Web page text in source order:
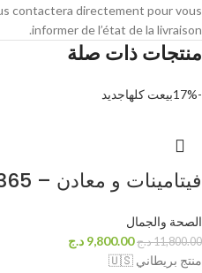
contactera directement pour vous
informer de l’état de la livraison.
منتجات ذات صلة
-17% بيعت كلهاجديد
فيتامينات و معادن – 365 قرص
الصحة والجمال
11,800.00د.ج 9,800.00 د.ج
منتج بريطاني 🇺🇸